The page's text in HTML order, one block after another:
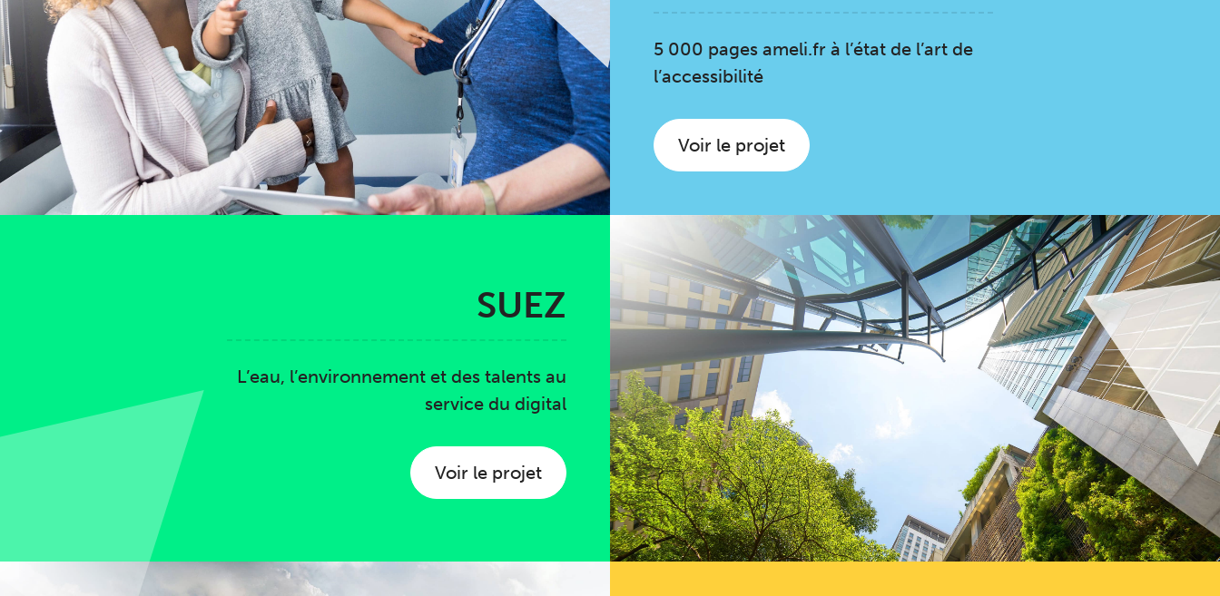
5 000 pages ameli.fr à l’état de l’art de
l’accessibilité
Voir le projet
ASSURANCE MALADIE
SUEZ
L’eau, l’environnement et des talents au
service du digital
Voir le projet
SUEZ